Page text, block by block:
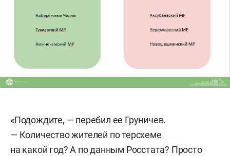
«Подождите, — перебил ее Груничев.
— Количество жителей по терсхеме
на какой год? А по данным Росстата? Просто